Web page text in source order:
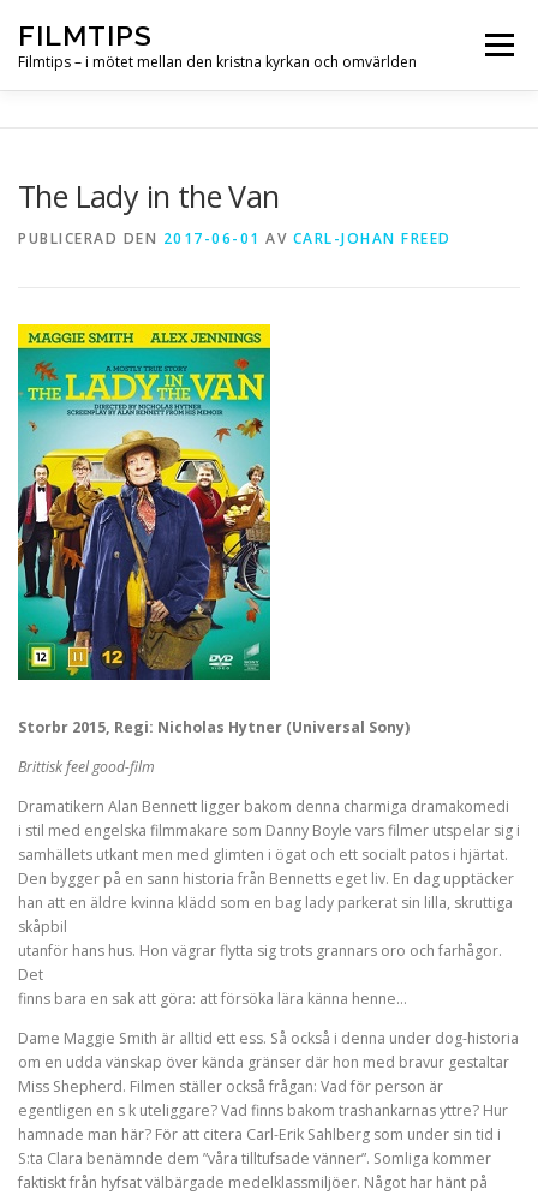
innehåll
FILMTIPS
Filmtips – i mötet mellan den kristna kyrkan och omvärlden
Meny
The Lady in the Van
PUBLICERAD DEN 2017-06-01 AV CARL-JOHAN FREED
Storbr 2015, Regi: Nicholas Hytner (Universal Sony)
Brittisk feel good-film
Dramatikern Alan Bennett ligger bakom denna charmiga dramakomedi
i stil med engelska filmmakare som Danny Boyle vars filmer utspelar sig i
samhällets utkant men med glimten i ögat och ett socialt patos i hjärtat.
Den bygger på en sann historia från Bennetts eget liv. En dag upptäcker
han att en äldre kvinna klädd som en bag lady parkerat sin lilla, skruttiga
skåpbil
utanför hans hus. Hon vägrar flytta sig trots grannars oro och farhågor.
Det
finns bara en sak att göra: att försöka lära känna henne…
Dame Maggie Smith är alltid ett ess. Så också i denna under dog-historia
om en udda vänskap över kända gränser där hon med bravur gestaltar
Miss Shepherd. Filmen ställer också frågan: Vad för person är
egentligen en s k uteliggare? Vad finns bakom trashankarnas yttre? Hur
hamnade man här? För att citera Carl-Erik Sahlberg som under sin tid i
S:ta Clara benämnde dem ”våra tilltufsade vänner”. Somliga kommer
faktiskt från hyfsat välbärgade medelklassmiljöer. Något har hänt på